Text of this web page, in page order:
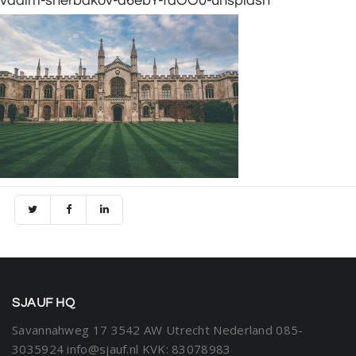
SJAUF HQ
Savannahweg 17 3542 AW Utrecht Nederland 085-
3035924 info@sjauf.nl KVK: 83078983